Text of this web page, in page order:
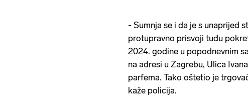
- Sumnja se i da je s unaprijed
protupravno prisvoji tuđu
2024. godine u popodnevnim
na adresi u Zagrebu, Ulica
parfema. Tako oštetio je
kaže policija.